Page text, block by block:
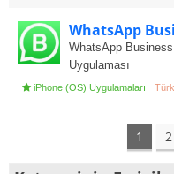
WhatsApp
WhatsApp
Uygulaması
iPhone (OS) Uygulamaları
1 2